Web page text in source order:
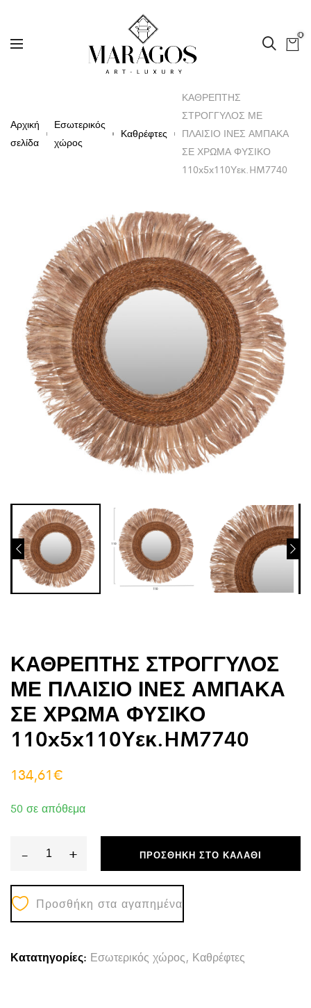
0
Αρχική
σελίδα
Εσωτερικός
χώρος
Καθρέφτες
ΚΑΘΡΕΠΤΗΣ
ΣΤΡΟΓΓΥΛΟΣ ΜΕ
ΠΛΑΙΣΙΟ ΙΝΕΣ ΑΜΠΑΚΑ
ΣΕ ΧΡΩΜΑ ΦΥΣΙΚΟ
110x5x110Υεκ.HM7740
ΚΑΘΡΕΠΤΗΣ ΣΤΡΟΓΓΥΛΟΣ
ΜΕ ΠΛΑΙΣΙΟ ΙΝΕΣ ΑΜΠΑΚΑ
ΣΕ ΧΡΩΜΑ ΦΥΣΙΚΟ
110x5x110Υεκ.HM7740
134,61€
50 σε απόθεμα
-
ΚΑΘΡΕΠΤΗΣ
ΣΤΡΟΓΓΥΛΟΣ
ΜΕ
ΠΛΑΙΣΙΟ
ΑΜΠΑΚΑ
+ ΠΡΟΣΘΉΚΗ ΣΤΟ ΚΑΛΆΘΙ
Προσθήκη στα αγαπημένα
Κατατηγορίες: Εσωτερικός χώρος, Καθρέφτες